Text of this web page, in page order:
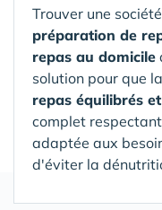
Trouver une
préparation de
repas au domicile
solution pour que
repas équilibrés
complet
adaptée aux
d'éviter la